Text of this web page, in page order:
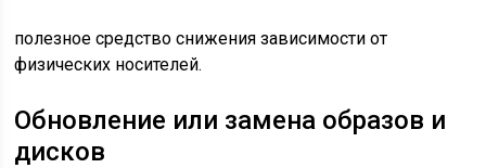
полезное средство снижения зависимости от
физических носителей.
Обновление или замена образов и
дисков